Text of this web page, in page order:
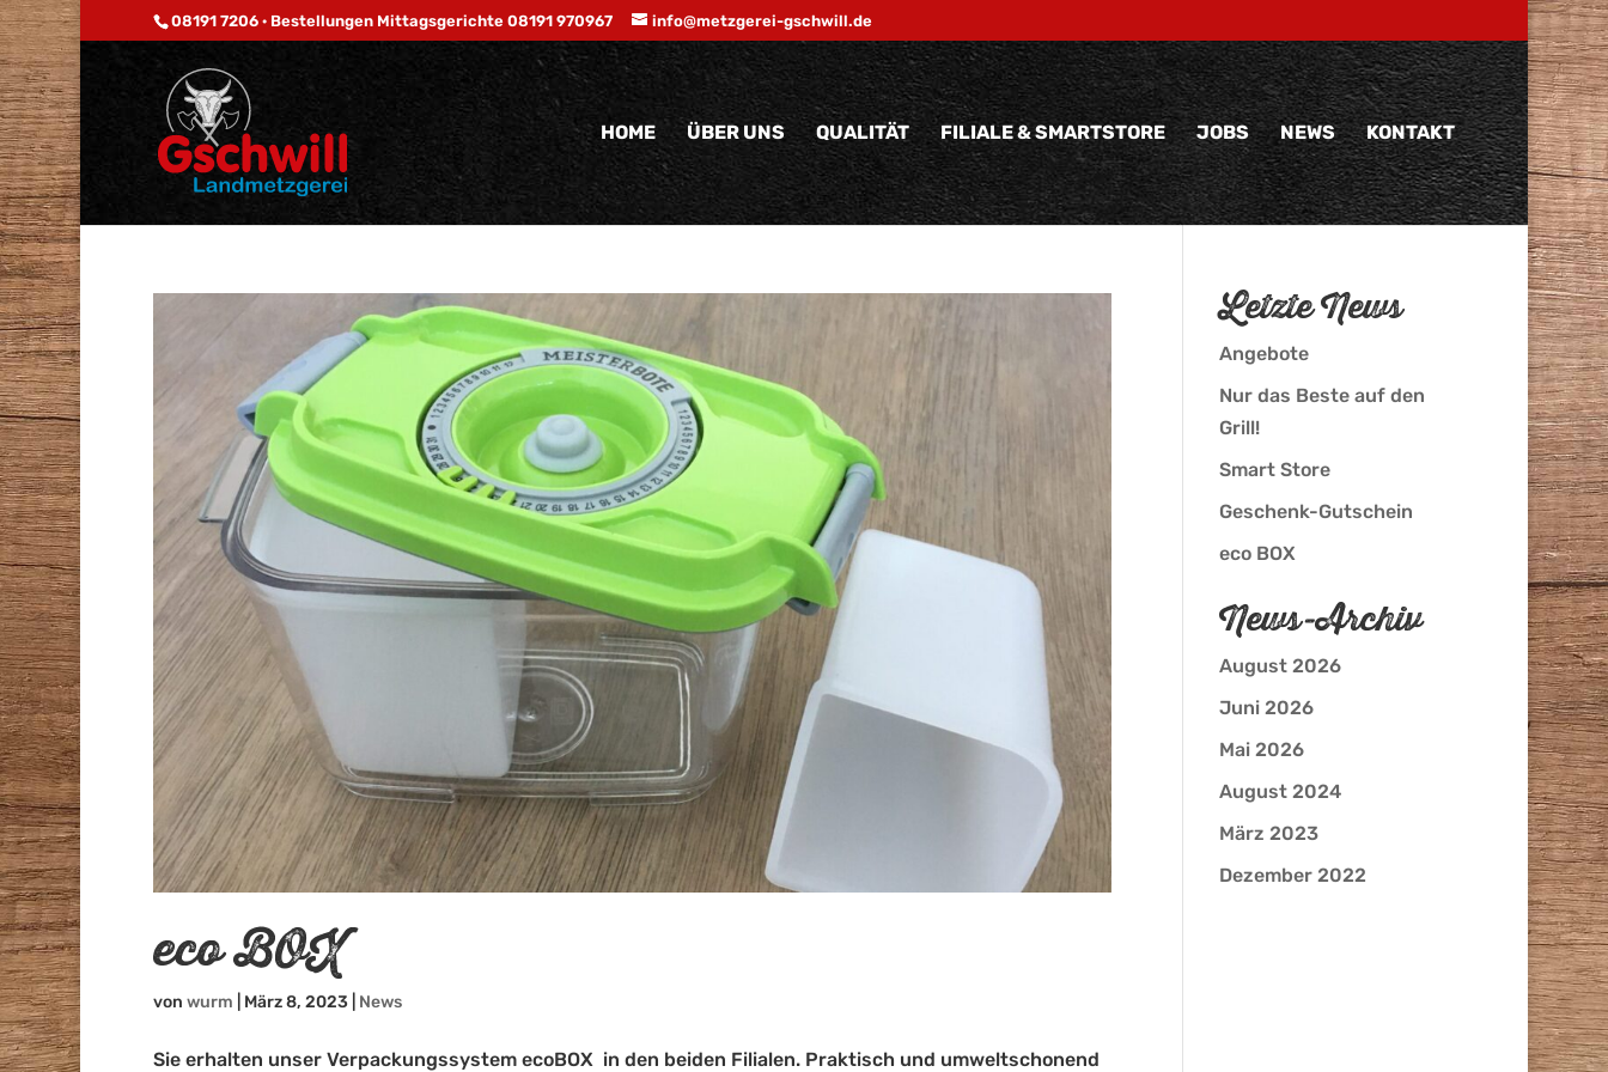
08191 7206 · Bestellungen Mittagsgerichte 08191 970967 info@metzgerei-gschwill.de
HOME ÜBER UNS QUALITÄT FILIALE & SMARTSTORE JOBS NEWS KONTAKT
eco BOX
von wurm März 8, 2023| News
Sie erhalten unser Verpackungssystem ecoBOX in den beiden Filialen. Praktisch und umweltschonend
Letzte News
Angebote
Nur das Beste auf den
Grill!
Smart Store
Geschenk-Gutschein
eco BOX
News-Archiv
August 2026
Juni 2026
Mai 2026
August 2024
März 2023
Dezember 2022